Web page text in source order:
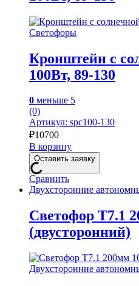
Светофоры
Кронштейн с
100Вт, 89-130
0 меньше 5
(0)
Артикул: spc100-130
₽10700
В корзину
Оставить заявку
Сравнить
Двухсторонние
Светофор Т7.1
(двусторонний)
Двухсторонние